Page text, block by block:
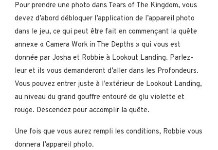
Pour prendre une photo dans Tears of The Kingdom, vous
devez d’abord débloquer l’application de l’appareil photo
dans le jeu, ce qui peut être fait en commençant la quête
annexe « Camera Work in The Depths » qui vous est
donnée par Josha et Robbie à Lookout Landing. Parlez-
leur et ils vous demanderont d’aller dans les Profondeurs.
Vous pouvez entrer juste à l’extérieur de Lookout Landing,
au niveau du grand gouffre entouré de glu violette et
rouge. Descendez pour accomplir la quête.
Une fois que vous aurez rempli les conditions, Robbie vous
donnera l’appareil photo.